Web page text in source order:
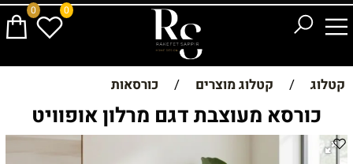
0 0
קטלוג / קטלוג מוצרים / כורסאות
כורסא מעוצבת דגם מרלון אופוויט